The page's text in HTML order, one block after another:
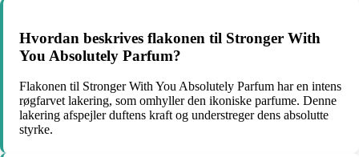
Hvordan beskrives flakonen til Stronger With
You Absolutely Parfum?
Flakonen til Stronger With You Absolutely Parfum har en intens
røgfarvet lakering, som omhyller den ikoniske parfume. Denne
lakering afspejler duftens kraft og understreger dens absolutte
styrke.